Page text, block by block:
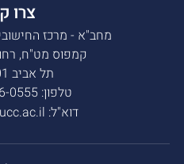
צרו
מחב"א - מרכז
קמפוס מט"ח, רחוב
תל אביב 6997801
טלפון: 0555+
דוא"ל: